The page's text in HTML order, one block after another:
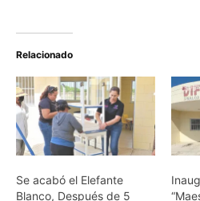
Relacionado
Se acabó el Elefante
Blanco, Después de 5